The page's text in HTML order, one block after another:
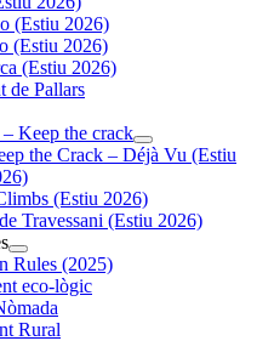
(Estiu 2026)
(Estiu 2026)
(Estiu 2026)
de Pallars
Keep the crack
the Crack – Déjà Vu (Estiu
(Estiu 2026)
Travessani (Estiu 2026)
Rules (2025)
eco-lògic
Rural